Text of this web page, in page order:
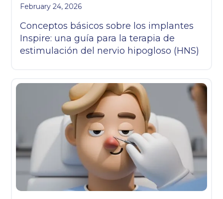
February 24, 2026
Conceptos básicos sobre los implantes
Inspire: una guía para la terapia de
estimulación del nervio hipogloso (HNS)